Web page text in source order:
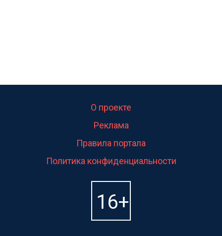
О проекте
Реклама
Правила портала
Политика конфиденциальности